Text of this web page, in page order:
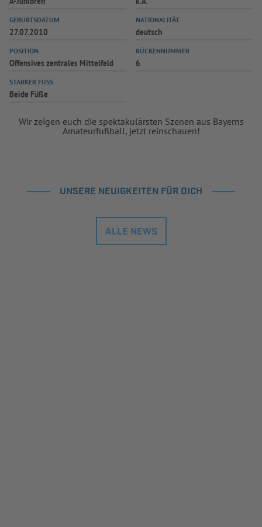
GEBURTSDATUM
27.07.2010
NATIONALITÄT
deutsch
POSITION
Offensives zentrales Mittelfeld
RÜCKENNUMMER
6
STARKER FUSS
Beide Füße
Wir zeigen euch die spektakulärsten Szenen aus Bayerns
Amateurfußball, jetzt reinschauen!
UNSERE NEUIGKEITEN FÜR DICH
ALLE NEWS